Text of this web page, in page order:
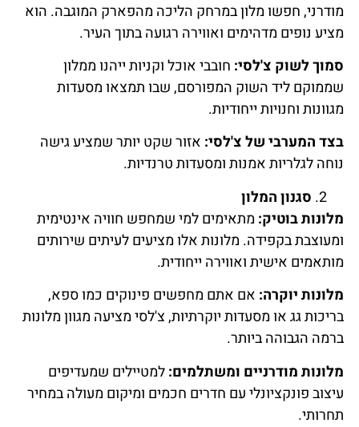
מודרני, חפשו מלון במרחק הליכה מהפארק המוגבה. הוא
מציע נופים מדהימים ואווירה רגועה בתוך העיר.
סמוך לשוק צ'לסי: חובבי אוכל וקניות ייהנו ממלון
שממוקם ליד השוק המפורסם, שבו תמצאו מסעדות
מגוונות וחנויות ייחודיות.
בצד המערבי של צ'לסי: אזור שקט יותר שמציע גישה
נוחה לגלריות אמנות ומסעדות טרנדיות.
סגנון המלון
מלונות בוטיק: מתאימים למי שמחפש חוויה אינטימית
ומעוצבת בקפידה. מלונות אלו מציעים לעיתים שירותים
מותאמים אישית ואווירה ייחודית.
מלונות יוקרה: אם אתם מחפשים פינוקים כמו ספא,
בריכות גג או מסעדות יוקרתיות, צ'לסי מציעה מגוון מלונות
ברמה הגבוהה ביותר.
מלונות מודרניים ומשתלמים:למטיילים שמעדיפים
עיצוב פונקציונלי עם חדרים חכמים ומיקום מעולה במחיר
תחרותי.